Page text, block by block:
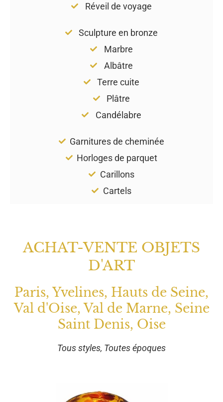
Réveil de voyage
Sculpture en bronze
Marbre
Albâtre
Terre cuite
Plâtre
Candélabre
Garnitures de cheminée
Horloges de parquet
Carillons
Cartels
ACHAT-VENTE OBJETS
D'ART
Paris, Yvelines, Hauts de Seine,
Val d'Oise, Val de Marne, Seine
Saint Denis, Oise
Tous styles, Toutes époques